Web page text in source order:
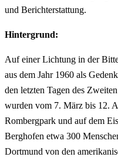
und Berichterstattung.
Hintergrund:
Auf einer Lichtung in der
aus dem Jahr 1960 als
den letzten Tagen des
wurden vom 7. März bis 12.
Rombergpark und auf dem
Berghofen etwa 300
Dortmund von den